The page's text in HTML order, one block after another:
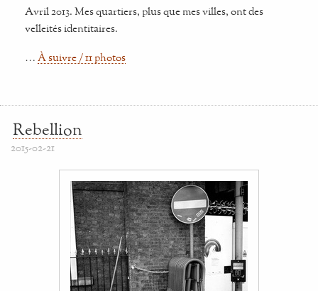
Avril 2013. Mes quartiers, plus que mes villes, ont des
velleités identitaires.
… À suivre / 11 photos
Rebellion
2015-02-21